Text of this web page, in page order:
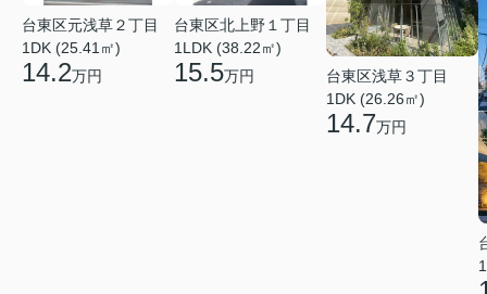
台東区元浅草２丁目
1DK (25.41㎡)
14.2万円
台東区北上野１丁目
1LDK (38.22㎡)
15.5万円
台東区浅草３丁目
1DK (26.26㎡)
14.7万円